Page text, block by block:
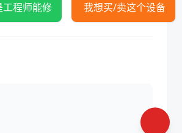
工程师能修 我想买/卖这个设备